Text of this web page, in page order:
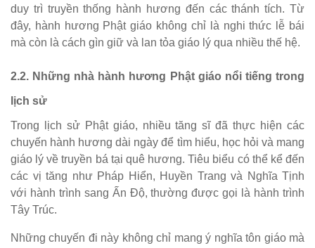
duy trì truyền thống hành hương đến các thánh tích. Từ
đây, hành hương Phật giáo không chỉ là nghi thức lễ bái
mà còn là cách gìn giữ và lan tỏa giáo lý qua nhiều thế hệ.
2.2. Những nhà hành hương Phật giáo nổi tiếng trong
lịch sử
Trong lịch sử Phật giáo, nhiều tăng sĩ đã thực hiện các
chuyến hành hương dài ngày để tìm hiểu, học hỏi và mang
giáo lý về truyền bá tại quê hương. Tiêu biểu có thể kể đến
các vị tăng như Pháp Hiển, Huyền Trang và Nghĩa Tịnh
với hành trình sang Ấn Độ, thường được gọi là hành trình
Tây Trúc.
Những chuyến đi này không chỉ mang ý nghĩa tôn giáo mà